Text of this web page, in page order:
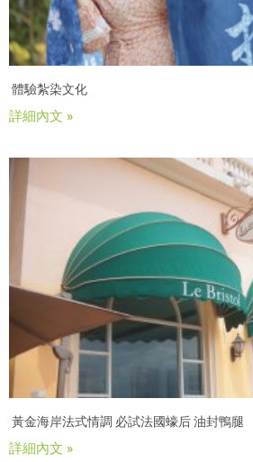
體驗紮染文化
詳細內文 »
黃金海岸法式情調 必試法國蠔后 油封鴨腿
詳細內文 »